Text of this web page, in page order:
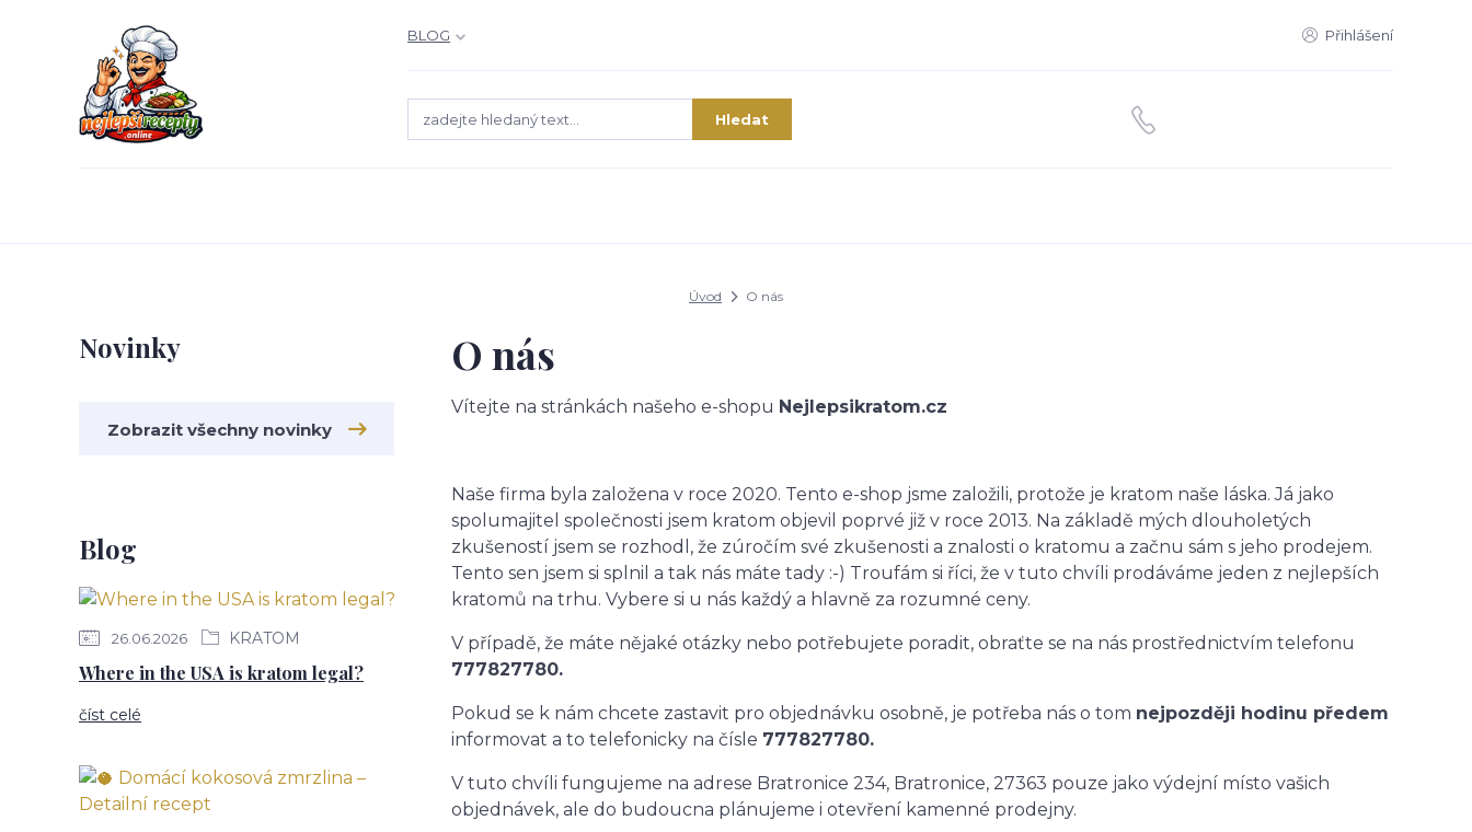
BLOG Přihlášení
Hledat
Úvod O nás
Novinky
Zobrazit všechny novinky
Blog
26.06.2026 KRATOM
Where in the USA is kratom legal?
číst celé
O nás
Vítejte na stránkách našeho e-shopu Nejlepsikratom.cz
Naše firma byla založena v roce 2020. Tento e-shop jsme založili, protože je kratom naše láska. Já jako
spolumajitel společnosti jsem kratom objevil poprvé již v roce 2013. Na základě mých dlouholetých
zkušeností jsem se rozhodl, že zúročím své zkušenosti a znalosti o kratomu a začnu sám s jeho prodejem.
Tento sen jsem si splnil a tak nás máte tady :-) Troufám si říci, že v tuto chvíli prodáváme jeden z nejlepších
kratomů na trhu. Vybere si u nás každý a hlavně za rozumné ceny.
V případě, že máte nějaké otázky nebo potřebujete poradit, obraťte se na nás prostřednictvím telefonu
777827780.
Pokud se k nám chcete zastavit pro objednávku osobně, je potřeba nás o tom nejpozději hodinu předem
informovat a to telefonicky na čísle 777827780.
V tuto chvíli fungujeme na adrese Bratronice 234, Bratronice, 27363 pouze jako výdejní místo vašich
objednávek, ale do budoucna plánujeme i otevření kamenné prodejny.